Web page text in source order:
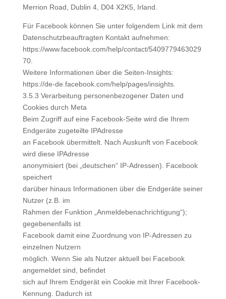
Merrion Road, Dublin 4, D04 X2K5, Irland.
Für Facebook können Sie unter folgendem Link mit dem
Datenschutzbeauftragten Kontakt aufnehmen:
https://www.facebook.com/help/contact/5409779463029
70.
Weitere Informationen über die Seiten-Insights:
https://de-de.facebook.com/help/pages/insights.
3.5.3 Verarbeitung personenbezogener Daten und
Cookies durch Meta
Beim Zugriff auf eine Facebook-Seite wird die Ihrem
Endgeräte zugeteilte IPAdresse
an Facebook übermittelt. Nach Auskunft von Facebook
wird diese IPAdresse
anonymisiert (bei „deutschen“ IP-Adressen). Facebook
speichert
darüber hinaus Informationen über die Endgeräte seiner
Nutzer (z.B. im
Rahmen der Funktion „Anmeldebenachrichtigung“);
gegebenenfalls ist
Facebook damit eine Zuordnung von IP-Adressen zu
einzelnen Nutzern
möglich. Wenn Sie als Nutzer aktuell bei Facebook
angemeldet sind, befindet
sich auf Ihrem Endgerät ein Cookie mit Ihrer Facebook-
Kennung. Dadurch ist